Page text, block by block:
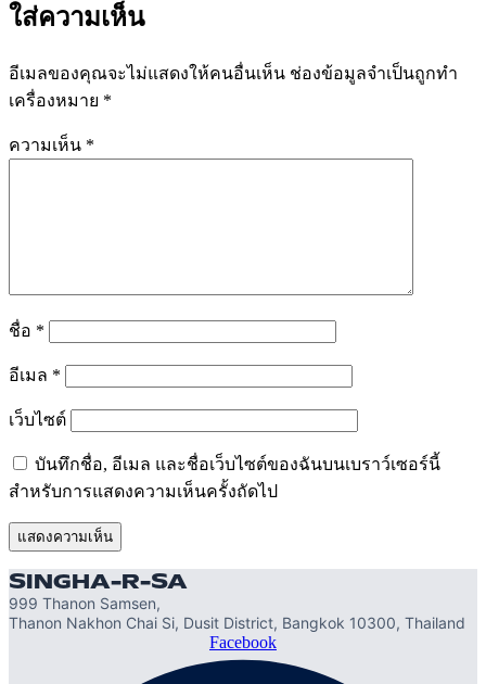
ใส่ความเห็น
อีเมลของคุณจะไม่แสดงให้คนอื่นเห็น ช่องข้อมูลจำเป็นถูกทำ
เครื่องหมาย *
ความเห็น *
ชื่อ *
อีเมล *
เว็บไซต์
บันทึกชื่อ, อีเมล และชื่อเว็บไซต์ของฉันบนเบราว์เซอร์นี้
สำหรับการแสดงความเห็นครั้งถัดไป
SINGHA-R-SA
999 Thanon Samsen,
Thanon Nakhon Chai Si, Dusit District, Bangkok 10300, Thailand
Facebook